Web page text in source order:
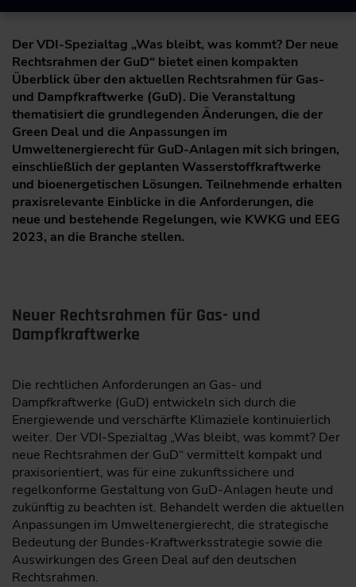
Der VDI-Spezialtag „Was bleibt, was kommt? Der neue
Rechtsrahmen der GuD“ bietet einen kompakten
Überblick über den aktuellen Rechtsrahmen für Gas-
und Dampfkraftwerke (GuD). Die Veranstaltung
thematisiert die grundlegenden Änderungen, die der
Green Deal und die Anpassungen im
Umweltenergierecht für GuD-Anlagen mit sich bringen,
einschließlich der geplanten Wasserstoffkraftwerke
und bioenergetischen Lösungen. Teilnehmende erhalten
praxisrelevante Einblicke in die Anforderungen, die
neue und bestehende Regelungen, wie KWKG und EEG
2023, an die Branche stellen.
Neuer Rechtsrahmen für Gas- und
Dampfkraftwerke
Die rechtlichen Anforderungen an Gas- und
Dampfkraftwerke (GuD) entwickeln sich durch die
Energiewende und verschärfte Klimaziele kontinuierlich
weiter. Der VDI-Spezialtag „Was bleibt, was kommt? Der
neue Rechtsrahmen der GuD“ vermittelt kompakt und
praxisorientiert, was für eine zukunftssichere und
regelkonforme Gestaltung von GuD-Anlagen heute und
zukünftig zu beachten ist. Behandelt werden die aktuellen
Anpassungen im Umweltenergierecht, die strategische
Bedeutung der Bundes-Kraftwerksstrategie sowie die
Auswirkungen des Green Deal auf den deutschen
Rechtsrahmen.